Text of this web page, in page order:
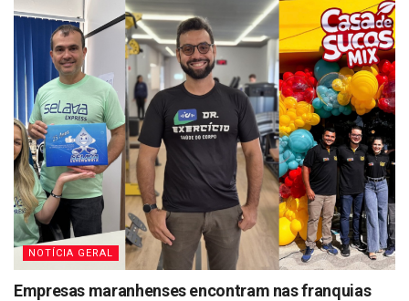
NOTÍCIA GERAL
Empresas maranhenses encontram nas franquias